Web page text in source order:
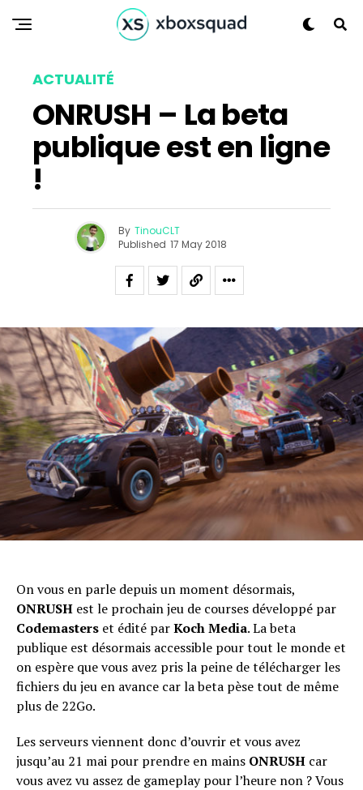
ACTUALITÉ
ONRUSH – La beta
publique est en ligne
!
By TinouCLT
Published 17 May 2018
On vous en parle depuis un moment désormais,
ONRUSH est le prochain jeu de courses développé par
Codemasters et édité parKoch Media. La beta
publique est désormais accessible pour tout le monde et
on espère que vous avez pris la peine de télécharger les
fichiers du jeu en avance car la beta pèse tout de même
plus de 22Go.
Les serveurs viennent donc d’ouvrir et vous avez
jusqu’au 21 mai pour prendre en mains ONRUSH car
vous avez vu assez de gameplay pour l’heure non ? Vous
Pinterest
Whatsapp